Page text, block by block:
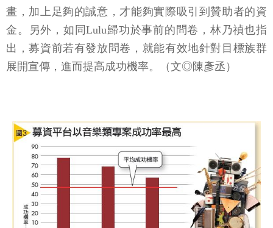
畫，加上足夠的誠意，才能夠實際吸引到贊助者的資
金。另外，如同Lulu歸功於事前的問卷，林乃禎也指
出，募資前若有發放問卷，就能有效地針對目標族群
展開宣傳，進而提高成功機率。（文◎陳彥丞）